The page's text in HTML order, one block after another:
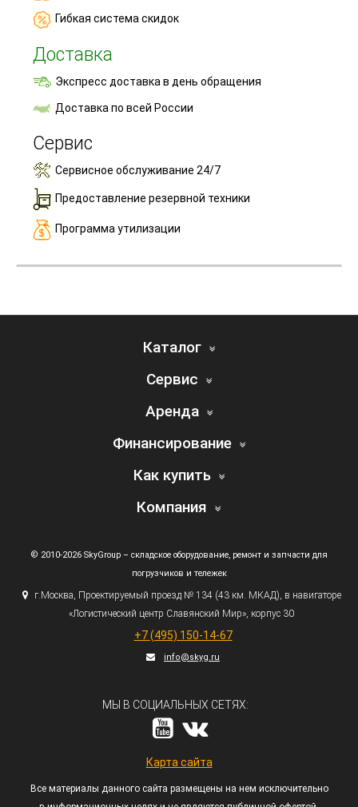
Гибкая система скидок
Доставка
Экспресс доставка в день обращения
Доставка по всей России
Сервис
Сервисное обслуживание 24/7
Предоставление резервной техники
Программа утилизации
Каталог
Сервис
Аренда
Финансирование
Как купить
Компания
© 2010-2026 SkyGroup – складское оборудование, ремонт и запчасти для
погрузчиков и тележек
г.Москва, Проектируемый проезд № 134 (43км. МКАД), в навигаторе
«Логистический центр Славянский Мир», корпус 30
+7 (495) 150-14-67
info@skyg.ru
МЫ В СОЦИАЛЬНЫХ СЕТЯХ:
Карта сайта
Все материалы данного сайта размещены на нем исключительно